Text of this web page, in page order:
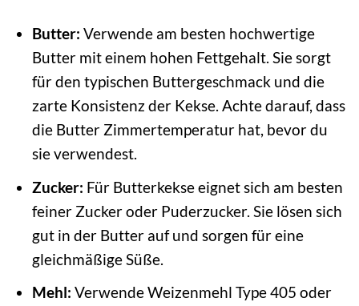
Butter: Verwende am besten hochwertige
Butter mit einem hohen Fettgehalt. Sie sorgt
für den typischen Buttergeschmack und die
zarte Konsistenz der Kekse. Achte darauf, dass
die Butter Zimmertemperatur hat, bevor du
sie verwendest.
Zucker: Für Butterkekse eignet sich am besten
feiner Zucker oder Puderzucker. Sie lösen sich
gut in der Butter auf und sorgen für eine
gleichmäßige Süße.
Mehl: Verwende Weizenmehl Type 405 oder